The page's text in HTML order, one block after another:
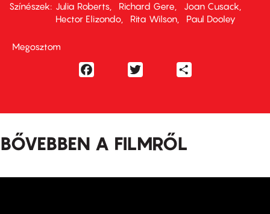
Színészek
Julia Roberts Richard Gere
Joan Cusack
Hector Elizondo
Rita Wilson Paul Dooley
Megosztom
Facebook
BŐVEBBEN A FILMRŐL